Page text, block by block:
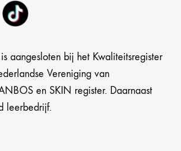
aangesloten bij het Kwaliteitsregister
Vereniging van
en SKIN register. Daarnaast
leerbedrijf.